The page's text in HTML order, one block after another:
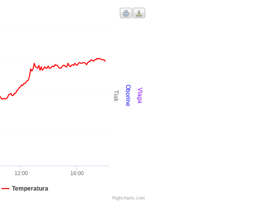
Tlak Oborine Vlaga
Temperatura
12:00 16:00
Highcharts.com